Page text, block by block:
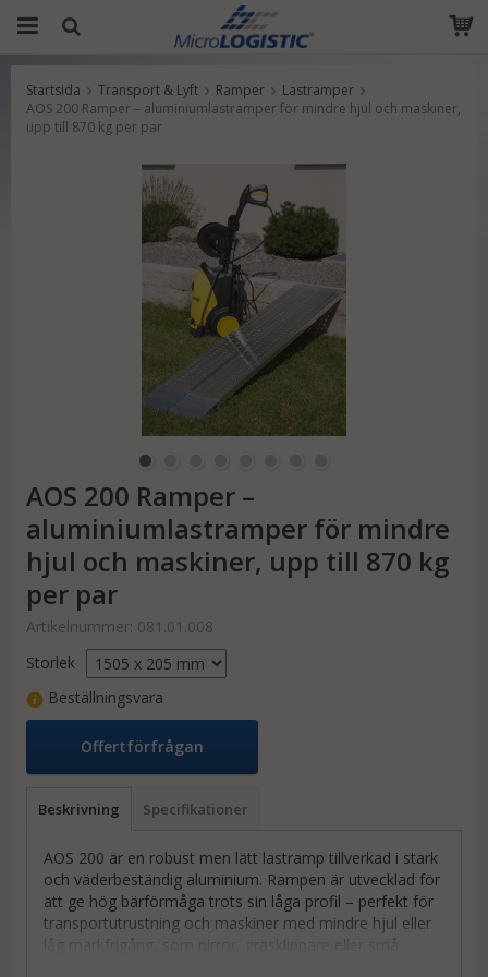
Produkten har blivit tillagd i varukorgen
Startsida Transport & Lyft Ramper
Lastramper
AOS 200 Ramper – aluminiumlastramper för mindre hjul och maskiner,
upp till 870 kg per par
AOS 200 Ramper –
aluminiumlastramper för mindre
hjul och maskiner, upp till 870 kg
per par
Artikelnummer: 081.01.008
Storlek
Beställningsvara
Offertförfrågan
Beskrivning Specifikationer
AOS 200 är en robust men lätt lastramp tillverkad i stark
och väderbeständig aluminium. Rampen är utvecklad för
att ge hög bärförmåga trots sin låga profil – perfekt för
transportutrustning och maskiner med mindre hjul eller
låg markfrigång, som pirror, gräsklippare eller små